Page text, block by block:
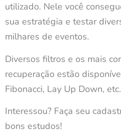
utilizado. Nele você
sua estratégia e testar
milhares de eventos.
Diversos filtros e os mais
recuperação estão
Fibonacci, Lay Up Down, etc.
Interessou? Faça seu
bons estudos!